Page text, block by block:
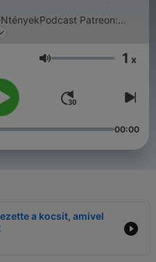
Patreon:
Email:
Hangerő 1 x
00:00
a kocsit, amivel